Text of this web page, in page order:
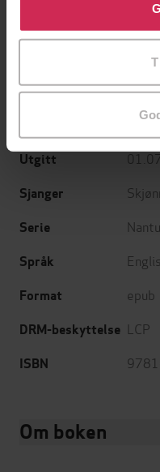
bruke cookies for alle
tilpasse ditt samtykke
Forfattere Jude
Utgitt
Sjanger
Serie
Språk
Format epub
DRM-beskyttelse LCP
ISBN
Om boken